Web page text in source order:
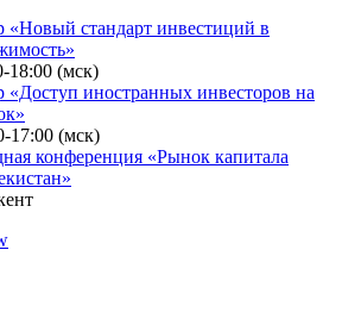
«Новый стандарт инвестиций в
18:00 (мск)
иностранных инвесторов на
17:00 (мск)
конференция «Рынок капитала